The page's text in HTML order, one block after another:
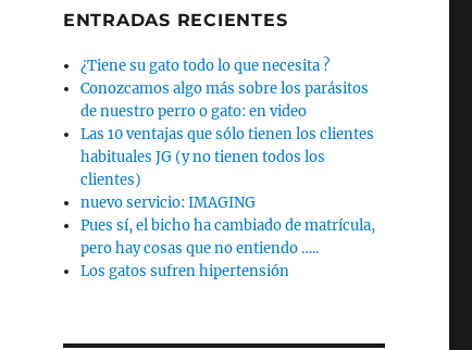
ENTRADAS RECIENTES
¿Tiene su gato todo lo que necesita ?
Conozcamos algo más sobre los parásitos
de nuestro perro o gato: en video
Las 10 ventajas que sólo tienen los clientes
habituales JG (y no tienen todos los
clientes)
nuevo servicio: IMAGING
Pues sí, el bicho ha cambiado de matrícula,
pero hay cosas que no entiendo …..
Los gatos sufren hipertensión